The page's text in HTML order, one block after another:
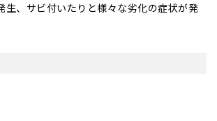
生、サビ付いたりと様々な劣化の症状が発